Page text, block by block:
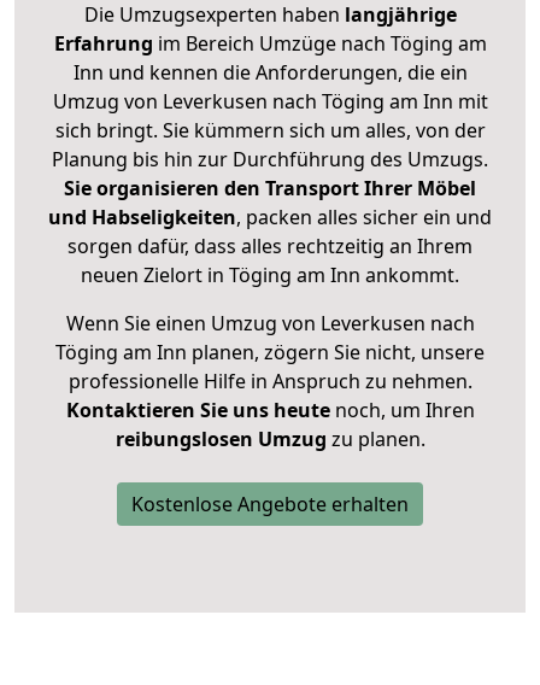
Die Umzugsexperten haben langjährige
Erfahrung im Bereich Umzüge nach Töging am
Inn und kennen die Anforderungen, die ein
Umzug von Leverkusen nach Töging am Inn mit
sich bringt. Sie kümmern sich um alles, von der
Planung bis hin zur Durchführung des Umzugs.
Sie organisieren den Transport Ihrer Möbel
und Habseligkeiten, packen alles sicher ein und
sorgen dafür, dass alles rechtzeitig an Ihrem
neuen Zielort in Töging am Inn ankommt.
Wenn Sie einen Umzug von Leverkusen nach
Töging am Inn planen, zögern Sie nicht, unsere
professionelle Hilfe in Anspruch zu nehmen.
Kontaktieren Sie uns heutenoch, um Ihren
reibungslosen Umzug zu planen.
Kostenlose Angebote erhalten